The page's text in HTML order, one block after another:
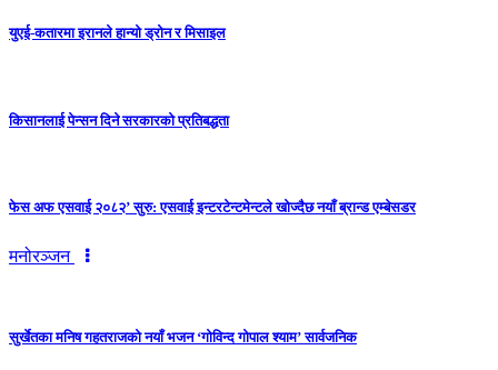
युएई-कतारमा इरानले हान्यो ड्रोन र मिसाइल
किसानलाई पेन्सन दिने सरकारको प्रतिबद्धता
फेस अफ एसवाई २०८२’ सुरु: एसवाई इन्टरटेन्टमेन्टले खोज्दैछ नयाँ ब्रान्ड एम्बेसडर
मनोरञ्जन
सुर्खेतका मनिष गहतराजको नयाँ भजन ‘गोविन्द गोपाल श्याम’ सार्वजनिक